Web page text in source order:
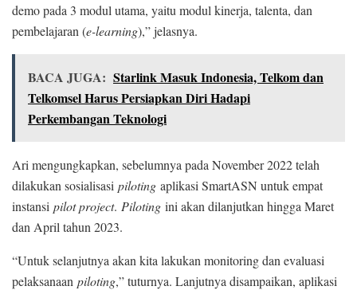
demo pada 3 modul utama, yaitu modul kinerja, talenta, dan
pembelajaran (e-learning),” jelasnya.
BACA JUGA: Starlink Masuk Indonesia, Telkom dan
Telkomsel Harus Persiapkan Diri Hadapi
Perkembangan Teknologi
Ari mengungkapkan, sebelumnya pada November 2022 telah
dilakukan sosialisasi piloting aplikasi SmartASN untuk empat
instansi pilot project. Piloting ini akan dilanjutkan hingga Maret
dan April tahun 2023.
“Untuk selanjutnya akan kita lakukan monitoring dan evaluasi
pelaksanaan piloting,” tuturnya. Lanjutnya disampaikan, aplikasi